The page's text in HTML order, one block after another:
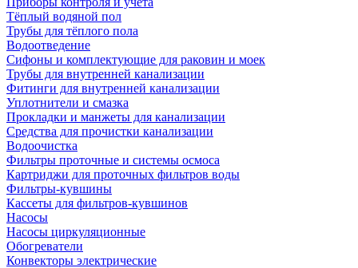
Тёплый водяной пол
Трубы для тёплого пола
Водоотведение
Сифоны и комплектующие для раковин и моек
Трубы для внутренней канализации
Фитинги для внутренней канализации
Уплотнители и смазка
Прокладки и манжеты для канализации
Средства для прочистки канализации
Водоочистка
Фильтры проточные и системы осмоса
Картриджи для проточных фильтров воды
Фильтры-кувшины
Кассеты для фильтров-кувшинов
Насосы
Насосы циркуляционные
Обогреватели
Конвекторы электрические